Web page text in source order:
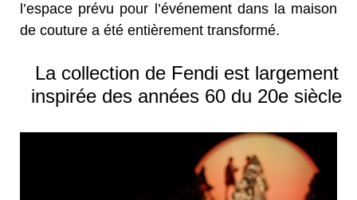
l’espace prévu pour l’événement dans la maison
de couture a été entièrement transformé.
La collection de Fendi est largement
inspirée des années 60 du 20e siècle